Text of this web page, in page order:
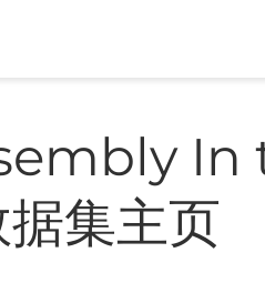
集主页